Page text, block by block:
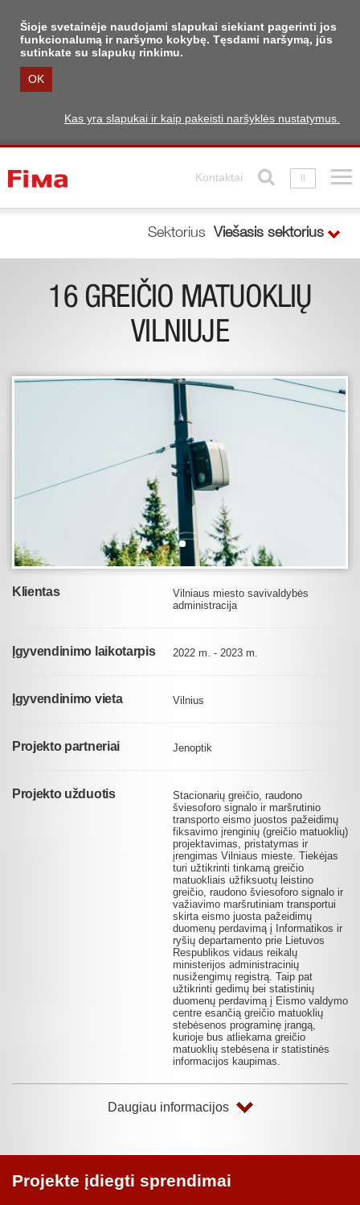
Šioje svetainėje naudojami slapukai siekiant pagerinti jos
funkcionalumą ir naršymo kokybę. Tęsdami naršymą, jūs
sutinkate su slapukų rinkimu.
OK
Kas yra slapukai ir kaip pakeisti naršyklės nustatymus.
Kontaktai lt
Sektorius Viešasis sektorius
16 GREIČIO MATUOKLIŲ
VILNIUJE
Klientas
Vilniaus miesto savivaldybės
administracija
Įgyvendinimo laikotarpis 2022 m. - 2023 m.
Įgyvendinimo vieta Vilnius
Projekto partneriai Jenoptik
Projekto užduotis
Stacionarių greičio, raudono
šviesoforo signalo ir maršrutinio
transporto eismo juostos pažeidimų
fiksavimo įrenginių (greičio matuoklių)
projektavimas, pristatymas ir
įrengimas Vilniaus mieste. Tiekėjas
turi užtikrinti tinkamą greičio
matuokliais užfiksuotų leistino
greičio, raudono šviesoforo signalo ir
važiavimo maršrutiniam transportui
skirta eismo juosta pažeidimų
duomenų perdavimą į Informatikos ir
ryšių departamento prie Lietuvos
Respublikos vidaus reikalų
ministerijos administracinių
nusižengimų registrą. Taip pat
užtikrinti gedimų bei statistinių
duomenų perdavimą į Eismo valdymo
centre esančią greičio matuoklių
stebėsenos programinę įrangą,
kurioje bus atliekama greičio
matuoklių stebėsena ir statistinės
informacijos kaupimas.
Daugiau informacijos
Projekte įdiegti sprendimai